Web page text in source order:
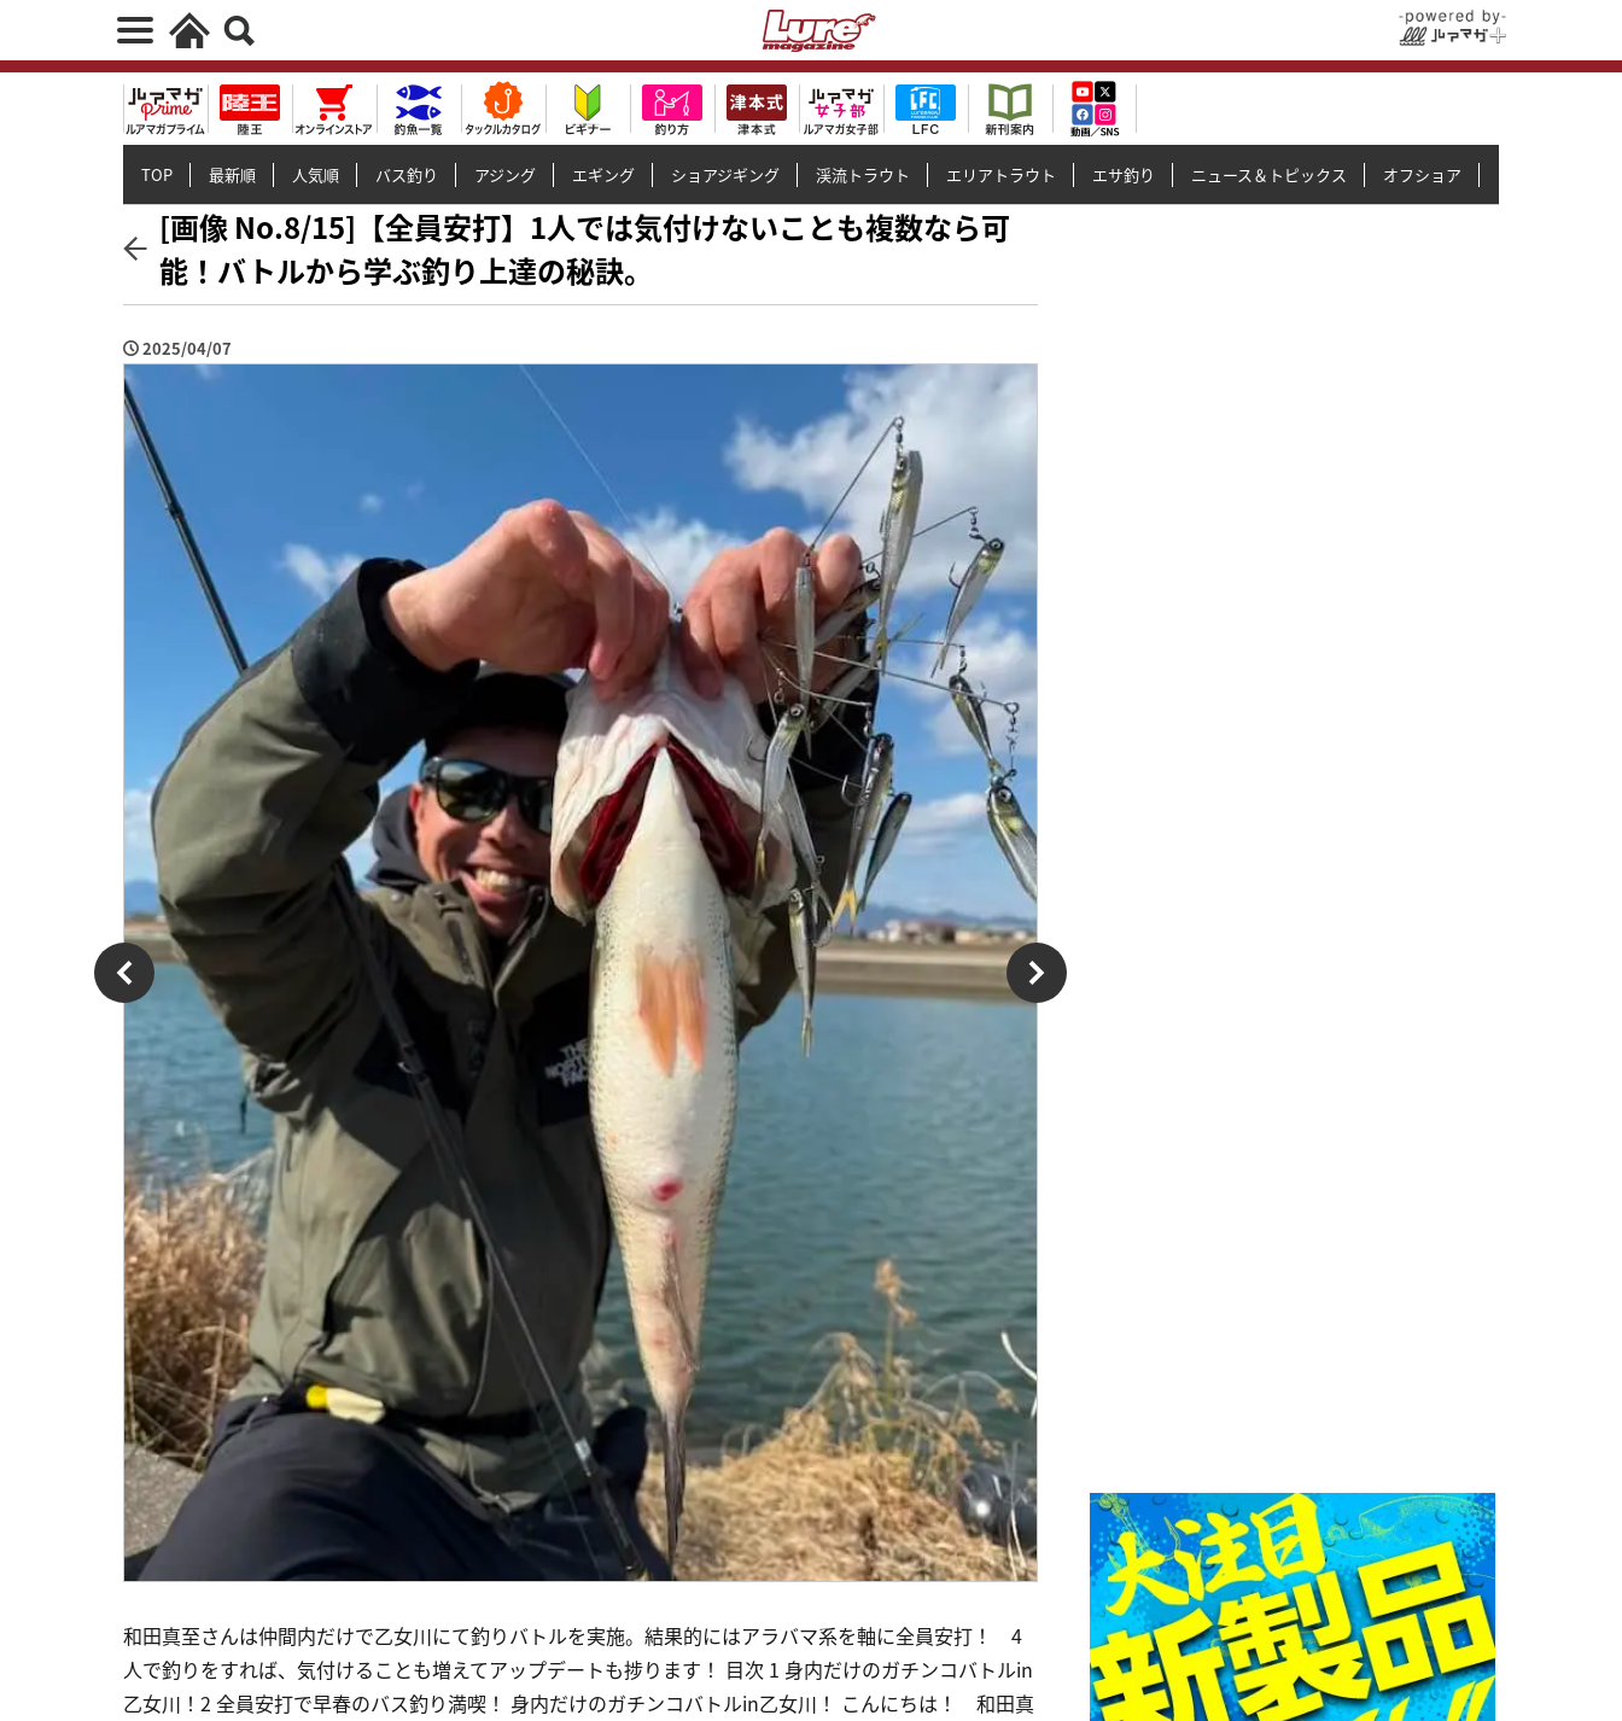
TOP 最新順 人気順 バス釣り アジング エギング ショアジギング 渓流トラウト エリアトラウト エサ釣り ニュース＆トピックス オフショア
[画像 No.8/15]【全員安打】1人では気付けないことも複数なら可
能！バトルから学ぶ釣り上達の秘訣。
2025/04/07
和田真至さんは仲間内だけで乙女川にて釣りバトルを実施。結果的にはアラバマ系を軸に全員安打！ 4
人で釣りをすれば、気付けることも増えてアップデートも捗ります！ 目次 1 身内だけのガチンコバトルin
乙女川！2 全員安打で早春のバス釣り満喫！ 身内だけのガチンコバトルin乙女川！ こんにちは！ 和田真